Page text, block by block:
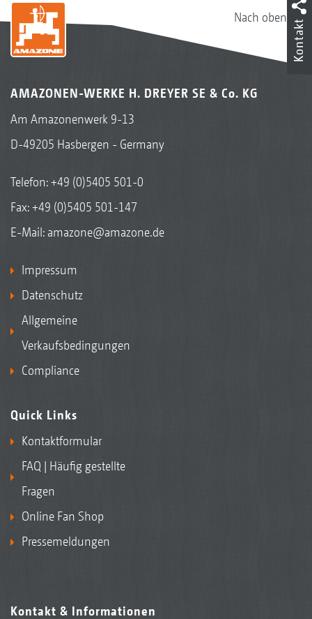
Nach oben
AMAZONEN-WERKE H. DREYER SE & Co. KG
Am Amazonenwerk 9-13
D-49205 Hasbergen - Germany
Telefon:+49 (0)5405 501-0
Fax: +49 (0)5405 501-147
E-Mail: amazone@amazone.de
Impressum
Datenschutz
Allgemeine
Verkaufsbedingungen
Compliance
Quick Links
Kontaktformular
FAQ | Häufig gestellte
Fragen
Online Fan Shop
Pressemeldungen
Kontakt & Informationen
Kontakt